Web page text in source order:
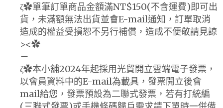
ζ✿單筆訂單商品金額滿NT$150(不含運費)即可出
貨，未滿額無法出貨並會E-mail通知，訂單取消
造成的權益受損恕不另行補償，造成不便敬請見諒
><✿
－
ζ✿本小舖2024年起採用光貿開立雲端電子發票，
以會員資料中的E-mail為載具，發票開立後會
mail給您，發票預設為二聯式發票，若有打統編